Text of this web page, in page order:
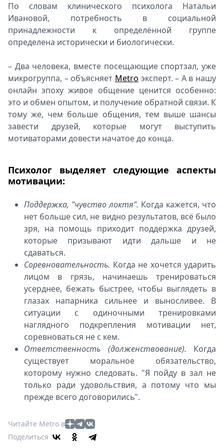
По словам клинического психолога Натальи
Ивановой, потребность в социальной
принадлежности к определённой группе
определена исторически и биологически.
– Два человека, вместе посещающие спортзал, уже
микрогруппа, – объясняет Metro эксперт. – А в нашу
онлайн эпоху живое общение ценится особенно:
это и обмен опытом, и получение обратной связи. К
тому же, чем больше общения, тем выше шансы
завести друзей, которые могут выступить
мотиваторами довести начатое до конца.
Психолог выделяет следующие аспекты
мотивации:
Поддержка, "чувство локтя". Когда кажется, что
нет больше сил, не видно результатов, всё было
зря, на помощь приходит поддержка друзей,
которые призывают идти дальше и не
сдаваться.
Соревновательность. Когда не хочется ударить
лицом в грязь, начинаешь тренироваться
усерднее, бежать быстрее, чтобы выглядеть в
глазах напарника сильнее и выносливее. В
ситуации с одиночными тренировками
наглядного подкрепления мотивации нет,
соревноваться не с кем.
Ответственность (долженствование). Когда
существует моральное обязательство,
которому нужно следовать. "Я пойду в зал не
только ради удовольствия, а потому что мы
прежде всего договорились".
Читайте Metro в
Поделиться